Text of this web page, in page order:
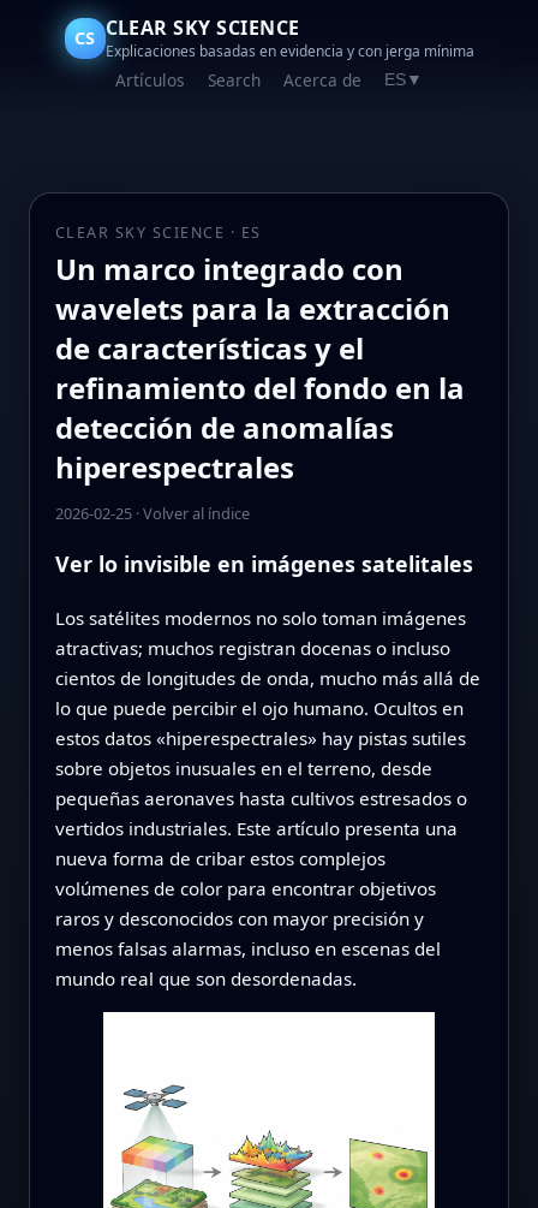
CS CLEAR SKY SCIENCE
Explicaciones basadas en evidencia y con jerga mínima
Artículos Search Acerca de ES ▼
CLEAR SKY SCIENCE · ES
Un marco integrado con
wavelets para la extracción
de características y el
refinamiento del fondo en la
detección de anomalías
hiperespectrales
2026-02-25·Volver al índice
Ver lo invisible en imágenes satelitales
Los satélites modernos no solo toman imágenes
atractivas; muchos registran docenas o incluso
cientos de longitudes de onda, mucho más allá de
lo que puede percibir el ojo humano. Ocultos en
estos datos «hiperespectrales» hay pistas sutiles
sobre objetos inusuales en el terreno, desde
pequeñas aeronaves hasta cultivos estresados o
vertidos industriales. Este artículo presenta una
nueva forma de cribar estos complejos
volúmenes de color para encontrar objetivos
raros y desconocidos con mayor precisión y
menos falsas alarmas, incluso en escenas del
mundo real que son desordenadas.